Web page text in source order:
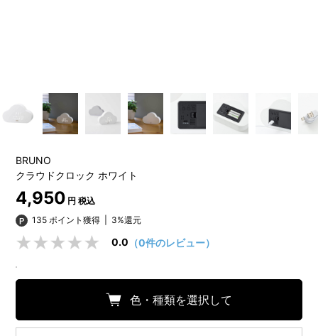
BRUNO
クラウドクロック ホワイト
4,950 円 税込
135 ポイント獲得
3%還元
0.0 （0件のレビュー）
色・種類を選択して